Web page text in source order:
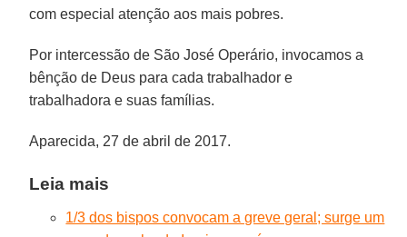
com especial atenção aos mais pobres.
Por intercessão de São José Operário, invocamos a
bênção de Deus para cada trabalhador e
trabalhadora e suas famílias.
Aparecida, 27 de abril de 2017.
Leia mais
1/3 dos bispos convocam a greve geral; surge um